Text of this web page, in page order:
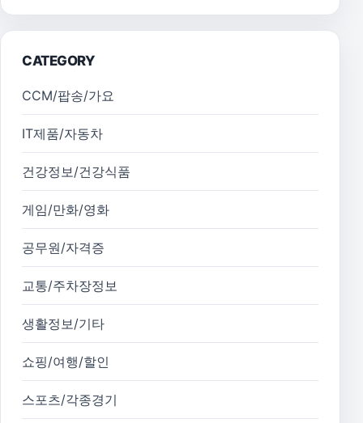
CATEGORY
CCM/팝송/가요
IT제품/자동차
건강정보/건강식품
게임/만화/영화
공무원/자격증
교통/주차장정보
생활정보/기타
쇼핑/여행/할인
스포츠/각종경기